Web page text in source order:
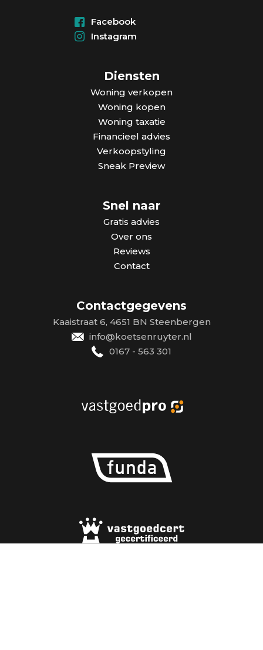
Facebook
Instagram
Diensten
Woning verkopen
Woning kopen
Woning taxatie
Financieel advies
Verkoopstyling
Sneak Preview
Snel naar
Gratis advies
Over ons
Reviews
Contact
Contactgegevens
Kaaistraat 6, 4651 BN Steenbergen
info@koetsenruyter.nl
0167 - 563 301